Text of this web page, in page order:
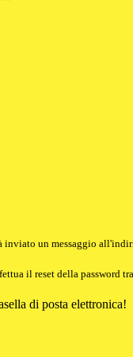
inviato un messaggio
il reset della password
di posta elettronica!